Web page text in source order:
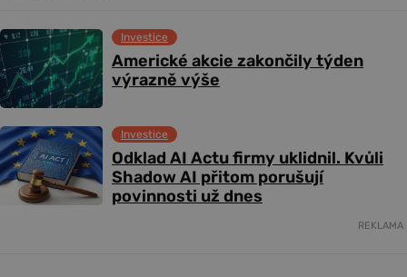
Americké akcie zakončily týden
výrazně výše
Investice
Odklad AI Actu firmy uklidnil. Kvůli
Shadow AI přitom porušují
povinnosti už dnes
Investice
REKLAMA